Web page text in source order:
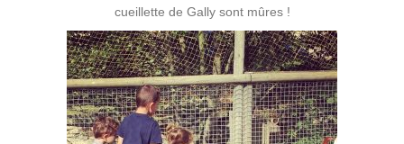
cueillette de Gally sont mûres !